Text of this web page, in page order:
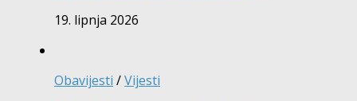
19. lipnja 2026
Obavijesti /Vijesti